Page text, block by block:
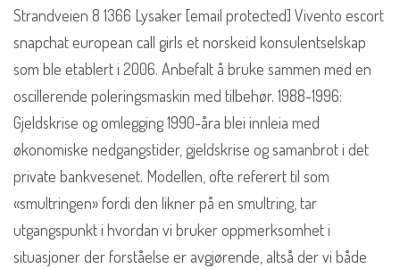
Strandveien 8 1366 Lysaker [email protected] Vivento escort
snapchat european call girls et norskeid konsulentselskap
som ble etablert i 2006. Anbefalt å bruke sammen med en
oscillerende poleringsmaskin med tilbehør. 1988-1996:
Gjeldskrise og omlegging 1990-åra blei innleia med
økonomiske nedgangstider, gjeldskrise og samanbrot i det
private bankvesenet. Modellen, ofte referert til som
«smultringen» fordi den likner på en smultring, tar
utgangspunkt i hvordan vi bruker oppmerksomhet i
situasjoner der forståelse er avgjørende, altså der vi både